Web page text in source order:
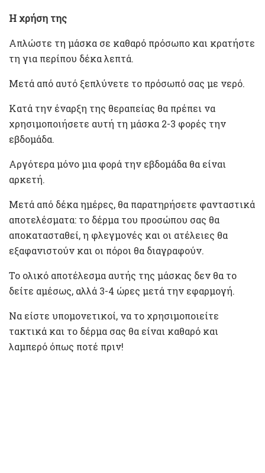
Η χρήση της
Απλώστε τη μάσκα σε καθαρό πρόσωπο και κρατήστε
τη για περίπου δέκα λεπτά.
Μετά από αυτό ξεπλύνετε το πρόσωπό σας με νερό.
Κατά την έναρξη της θεραπείας θα πρέπει να
χρησιμοποιήσετε αυτή τη μάσκα 2-3 φορές την
εβδομάδα.
Αργότερα μόνο μια φορά την εβδομάδα θα είναι
αρκετή.
Μετά από δέκα ημέρες, θα παρατηρήσετε φανταστικά
αποτελέσματα: το δέρμα του προσώπου σας θα
αποκατασταθεί, η φλεγμονές και οι ατέλειες θα
εξαφανιστούν και οι πόροι θα διαγραφούν.
Το ολικό αποτέλεσμα αυτής της μάσκας δεν θα το
δείτε αμέσως, αλλά 3-4 ώρες μετά την εφαρμογή.
Να είστε υπομονετικοί, να το χρησιμοποιείτε
τακτικά και το δέρμα σας θα είναι καθαρό και
λαμπερό όπως ποτέ πριν!